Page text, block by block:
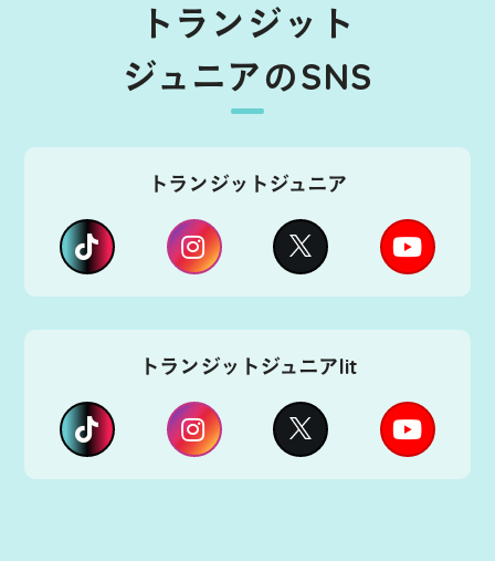
トランジット
ジュニアのSNS
トランジットジュニア
トランジットジュニアlit